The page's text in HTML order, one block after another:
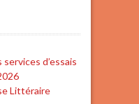
d’essais
Littéraire